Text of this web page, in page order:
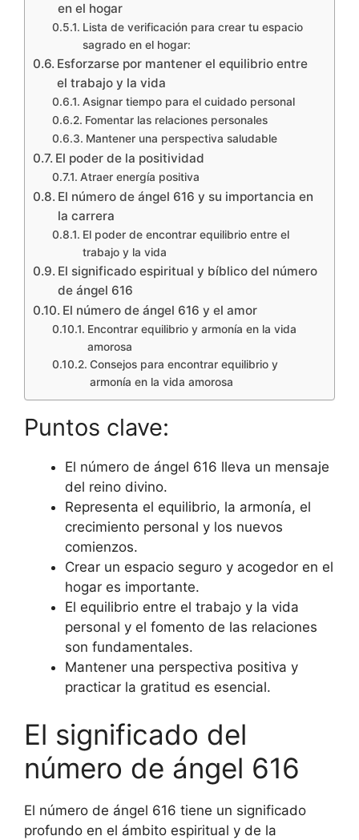
en el hogar
Lista de verificación para crear tu espacio
sagrado en el hogar:
Esforzarse por mantener el equilibrio entre
el trabajo y la vida
Asignar tiempo para el cuidado personal
Fomentar las relaciones personales
Mantener una perspectiva saludable
El poder de la positividad
Atraer energía positiva
El número de ángel 616 y su importancia en
la carrera
El poder de encontrar equilibrio entre el
trabajo y la vida
El significado espiritual y bíblico del número
de ángel 616
El número de ángel 616 y el amor
Encontrar equilibrio y armonía en la vida
amorosa
Consejos para encontrar equilibrio y
armonía en la vida amorosa
Puntos clave:
El número de ángel 616 lleva un mensaje
del reino divino.
Representa el equilibrio, la armonía, el
crecimiento personal y los nuevos
comienzos.
Crear un espacio seguro y acogedor en el
hogar es importante.
El equilibrio entre el trabajo y la vida
personal y el fomento de las relaciones
son fundamentales.
Mantener una perspectiva positiva y
practicar la gratitud es esencial.
El significado del
número de ángel 616
El número de ángel 616 tiene un significado
profundo en el ámbito espiritual y de la